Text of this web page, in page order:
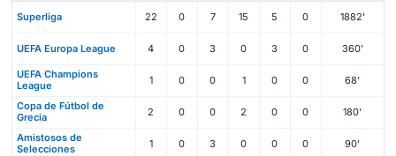
Superliga 22 0 7 15 5 0 1882'
UEFA Europa League 4 0 3 0 3 0 360'
UEFA Champions
League
1 0 0 1 0 0 68'
Copa de Fútbol de
Grecia
2 0 0 2 0 0 180'
Amistosos de
Selecciones
1 0 3 0 0 0 90'